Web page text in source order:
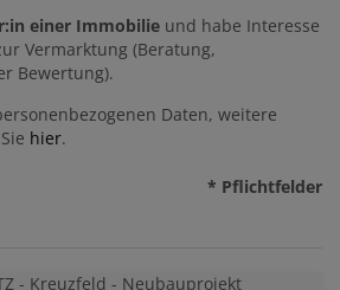
einer Immobilie und habe Interesse
Vermarktung (Beratung,
Bewertung).
Daten, weitere
hier.
* Pflichtfelder